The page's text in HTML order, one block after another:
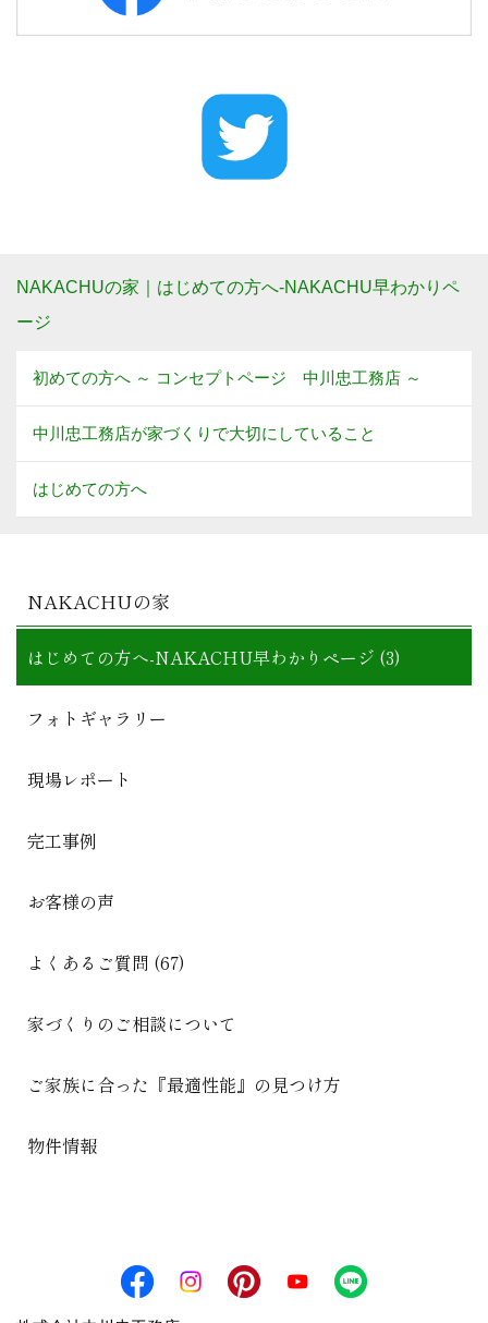
NAKACHUの家｜はじめての方へ-NAKACHU早わかりペ
ージ
初めての方へ ～ コンセプトページ 中川忠工務店 ～
中川忠工務店が家づくりで大切にしていること
はじめての方へ
NAKACHUの家
はじめての方へ-NAKACHU早わかりページ (3)
フォトギャラリー
現場レポート
完工事例
お客様の声
よくあるご質問 (67)
家づくりのご相談について
ご家族に合った『最適性能』の見つけ方
物件情報